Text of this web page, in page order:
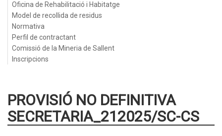
Oficina de Rehabilitació i Habitatge
Model de recollida de residus
Normativa
Perfil de contractant
Comissió de la Mineria de Sallent
Inscripcions
PROVISIÓ NO DEFINITIVA
SECRETARIA_212025/SC-CS